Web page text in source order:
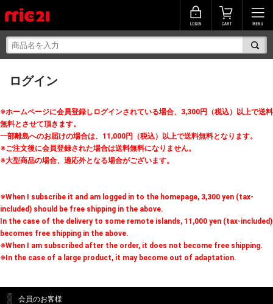
ログイン
※ホームページに会員登録しログインされている場合、3,300円（税込）以上で送料
無料とさせて頂きます。
一部離島へのお届けの場合は、11,000円（税込）以上で送料無料となります。
※ご注文後に会員登録された場合は送料無料になりません。
※大型商品の場合、適応外となる場合がございます。
※When I subscribe it and am logged in to the homepage, 3,300 yen (tax-
included) should be free shipping in the above.
In the case of the delivery to some remote islands, 11,000 yen (tax-included)
becomes free shipping in the above.
※When I am subscribed after the order, it does not become free shipping.
※In the case of a large product, it may become out of adaptation.
会員のお客様